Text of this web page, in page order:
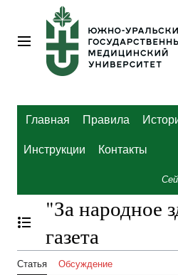
содержанию
Главное меню
Главная Правила
Инструкции Контакты
Отобразить/Скрыть
"За народное
газета
Статья Обсуждение